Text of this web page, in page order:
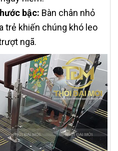
bậc: Bàn chân nhỏ
trẻ khiến chúng khó leo
ngã.